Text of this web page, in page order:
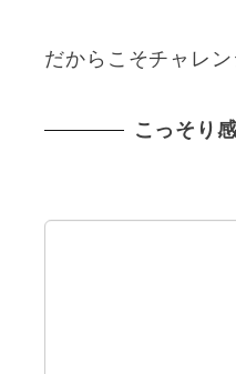
だからこそチャレン
こっそり